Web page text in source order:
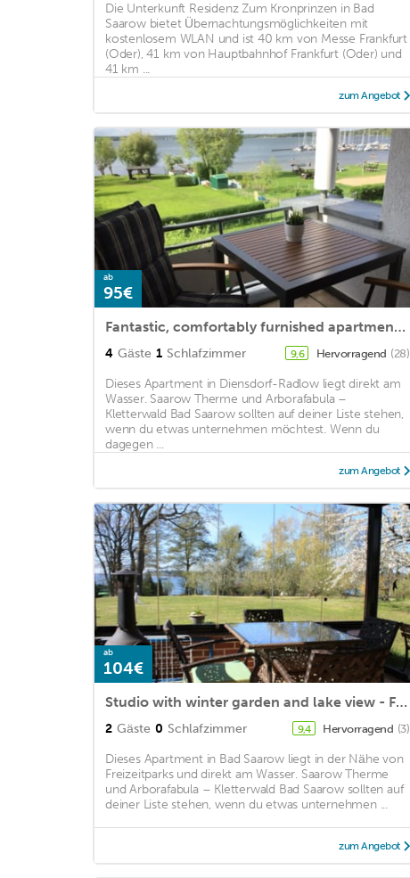
Die Unterkunft Residenz Zum Kronprinzen in Bad
Saarow bietet Übernachtungsmöglichkeiten mit
kostenlosem WLAN und ist 40 km von Messe Frankfurt
(Oder), 41 km von Hauptbahnhof Frankfurt (Oder) und
41 km ...
zum Angebot
ab
95€
Fantastic, comfortably furnished apartment right on the Scharmützelsee
4 Gäste 1 Schlafzimmer 9,6 Hervorragend (28)
Dieses Apartment in Diensdorf-Radlow liegt direkt am
Wasser. Saarow Therme und Arborafabula –
Kletterwald Bad Saarow sollten auf deiner Liste stehen,
wenn du etwas unternehmen möchtest. Wenn du
dagegen ...
zum Angebot
ab
104€
Studio with winter garden and lake view - Ferienhof Löschenrand
2 Gäste 0 Schlafzimmer 9,4 Hervorragend (3)
Dieses Apartment in Bad Saarow liegt in der Nähe von
Freizeitparks und direkt am Wasser. Saarow Therme
und Arborafabula – Kletterwald Bad Saarow sollten auf
deiner Liste stehen, wenn du etwas unternehmen ...
zum Angebot